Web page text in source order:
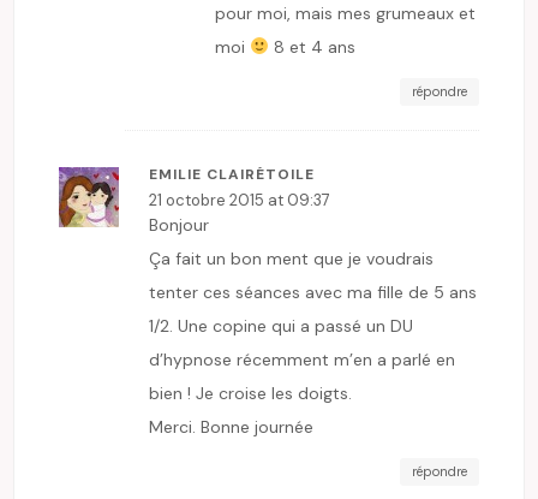
pour moi, mais mes grumeaux et
moi
8 et 4 ans
répondre
EMILIE CLAIRÉTOILE
21 octobre 2015 at 09:37
Bonjour
Ça fait un bon ment que je voudrais
tenter ces séances avec ma fille de 5 ans
1/2. Une copine qui a passé un DU
d’hypnose récemment m’en a parlé en
bien ! Je croise les doigts.
Merci. Bonne journée
répondre